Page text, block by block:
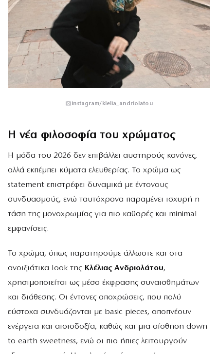
instagram/klelia_andriolatou
Η νέα φιλοσοφία του χρώματος
Η μόδα του 2026 δεν επιβάλλει αυστηρούς κανόνες,
αλλά εκπέμπει κύματα ελευθερίας. Το χρώμα ως
statement επιστρέφει δυναμικά με έντονους
συνδυασμούς, ενώ ταυτόχρονα παραμένει ισχυρή η
τάση της μονοχρωμίας για πιο καθαρές και minimal
εμφανίσεις.
Το χρώμα, όπως παρατηρούμε άλλωστε και στα
ανοιξιάτικα look της Κλέλιας Ανδριολάτου,
χρησιμοποιείται ως μέσο έκφρασης συναισθημάτων
και διάθεσης. Οι έντονες αποχρώσεις, που πολύ
εύστοχα συνδυάζονται με basic pieces, αποπνέουν
ενέργεια και αισιοδοξία, καθώς και μια αίσθηση down
to earth sweetness, ενώ οι πιο ήπιες λειτουργούν